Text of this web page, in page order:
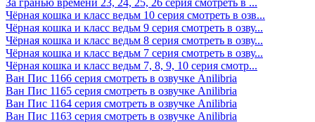
Чёрная кошка и класс ведьм 10 серия смотреть в озв...
Чёрная кошка и класс ведьм 9 серия смотреть в озву...
Чёрная кошка и класс ведьм 8 серия смотреть в озву...
Чёрная кошка и класс ведьм 7 серия смотреть в озву...
Чёрная кошка и класс ведьм 7, 8, 9, 10 серия смотр...
Ван Пис 1166 серия смотреть в озвучке Anilibria
Ван Пис 1165 серия смотреть в озвучке Anilibria
Ван Пис 1164 серия смотреть в озвучке Anilibria
Ван Пис 1163 серия смотреть в озвучке Anilibria